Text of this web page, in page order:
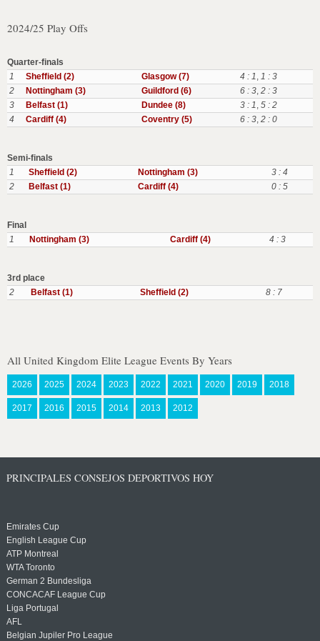
2024/25 Play Offs
Quarter-finals
1
Sheffield (2) Glasgow (7) 4 : 1, 1 : 3
2
Nottingham (3) Guildford (6) 6 : 3, 2 : 3
3
Belfast (1) Dundee (8) 3 : 1, 5 : 2
4
Cardiff (4) Coventry (5) 6 : 3, 2 : 0
Semi-finals
1
Sheffield (2) Nottingham (3)
3 : 4
2
Belfast (1) Cardiff (4) 0 : 5
Final
1
Nottingham (3) Cardiff (4) 4 : 3
3rd place
2
Belfast (1) Sheffield (2) 8 : 7
All United Kingdom Elite League Events By Years
2026 2025 2024 2023 2022 2021 2020 2019 2018
2017 2016 2015 2014 2013 2012
PRINCIPALES CONSEJOS DEPORTIVOS HOY
Emirates Cup
English League Cup
ATP Montreal
WTA Toronto
German 2 Bundesliga
CONCACAF League Cup
Liga Portugal
AFL
Belgian Jupiler Pro League